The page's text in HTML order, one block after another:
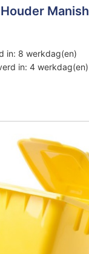
Manish
in: 8 werkdag(en)
in: 4 werkdag(en)